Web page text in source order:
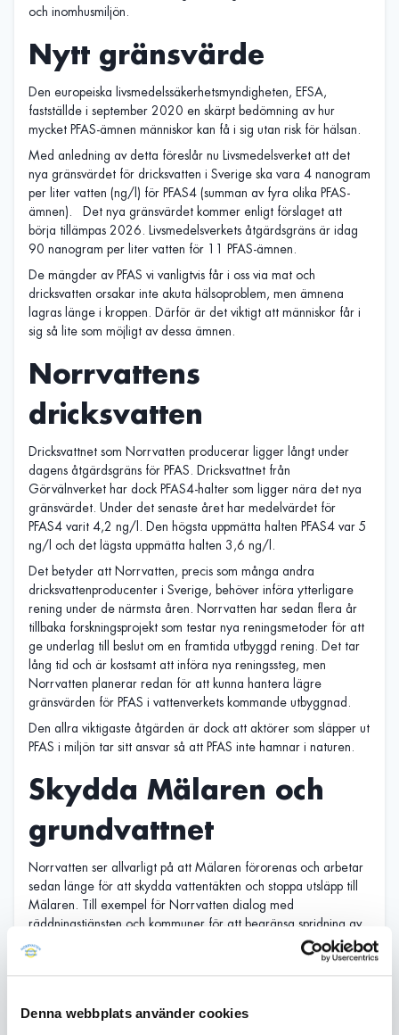
Denna webbplats använder cookies
och inomhusmiljön.
Nytt gränsvärde
Den europeiska livsmedelssäkerhetsmyndigheten, EFSA,
fastställde i september 2020 en skärpt bedömning av hur
mycket PFAS-ämnen människor kan få i sig utan risk för hälsan.
Med anledning av detta föreslår nu Livsmedelsverket att det
nya gränsvärdet för dricksvatten i Sverige ska vara 4 nanogram
per liter vatten (ng/l) för PFAS4 (summan av fyra olika PFAS-
ämnen). Det nya gränsvärdet kommer enligt förslaget att
börja tillämpas 2026. Livsmedelsverkets åtgärdsgräns är idag
90 nanogram per liter vatten för 11 PFAS-ämnen.
De mängder av PFAS vi vanligtvis får i oss via mat och
dricksvatten orsakar inte akuta hälsoproblem, men ämnena
lagras länge i kroppen. Därför är det viktigt att människor får i
sig så lite som möjligt av dessa ämnen.
Norrvattens
dricksvatten
Dricksvattnet som Norrvatten producerar ligger långt under
dagens åtgärdsgräns för PFAS. Dricksvattnet från
Görvälnverket har dock PFAS4-halter som ligger nära det nya
gränsvärdet. Under det senaste året har medelvärdet för
PFAS4 varit 4,2 ng/l. Den högsta uppmätta halten PFAS4 var 5
ng/l och det lägsta uppmätta halten 3,6 ng/l.
Det betyder att Norrvatten, precis som många andra
dricksvattenproducenter i Sverige, behöver införa ytterligare
rening under de närmsta åren. Norrvatten har sedan flera år
tillbaka forskningsprojekt som testar nya reningsmetoder för att
ge underlag till beslut om en framtida utbyggd rening. Det tar
lång tid och är kostsamt att införa nya reningssteg, men
Norrvatten planerar redan för att kunna hantera lägre
gränsvärden för PFAS i vattenverkets kommande utbyggnad.
Den allra viktigaste åtgärden är dock att aktörer som släpper ut
PFAS i miljön tar sitt ansvar så att PFAS inte hamnar i naturen.
Skydda Mälaren och
grundvattnet
Norrvatten ser allvarligt på att Mälaren förorenas och arbetar
sedan länge för att skydda vattentäkten och stoppa utsläpp till
Mälaren. Till exempel för Norrvatten dialog med
räddningstjänsten och kommuner för att begränsa spridning av
brandskum från nya bränder. Inom ramen för Norra
Stockholmsåsens grundvattenråd arbetar Norrvatten också för
att skydda grundvattnet i norra Stockholmsåsen mot